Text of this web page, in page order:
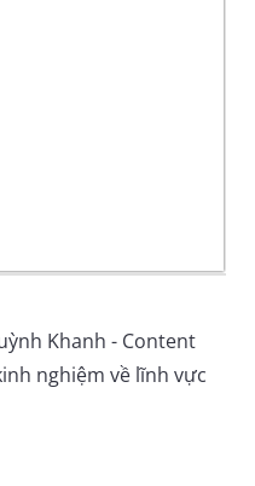
Khanh - Content
nghiệm về lĩnh vực